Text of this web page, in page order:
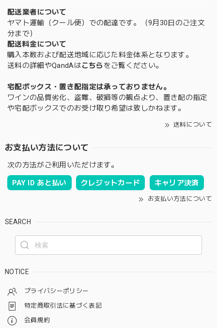
配送業者について
ヤマト運輸（クール便）での配達です。（9月30日のご注文
分まで）
配送料金について
購入本数および配送地域に応じた料金体系となります。
送料の詳細やQandAはこちら をご覧ください。
宅配ボックス・置き配指定は承っておりません。
ワインの品質劣化、盗難、破損等の観点より、置き配の指定
や宅配ボックスでのお受け取り希望は致しかねます。
送料について
お支払い方法について
次の方法がご利用いただけます。
PAY ID あと払い クレジットカード キャリア決済
お支払い方法について
SEARCH
NOTICE
プライバシーポリシー
特定商取引法に基づく表記
会員規約